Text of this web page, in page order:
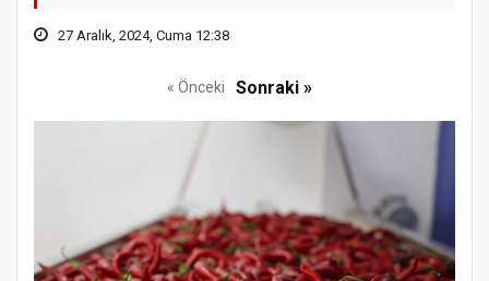
27 Aralık, 2024, Cuma 12:38
« Önceki Sonraki »